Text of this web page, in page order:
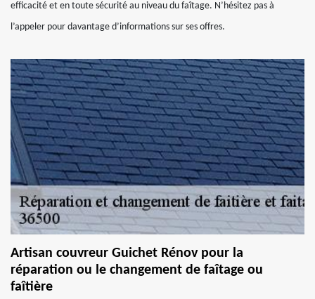
efficacité et en toute sécurité au niveau du faîtage. N’hésitez pas à
l’appeler pour davantage d’informations sur ses offres.
Artisan couvreur Guichet Rénov pour la
réparation ou le changement de faîtage ou
faîtière